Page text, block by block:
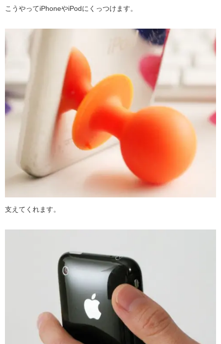
こうやってiPhoneやiPodにくっつけます。
支えてくれます。